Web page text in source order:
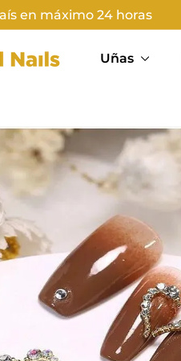
en máximo 24 horas
Uñas